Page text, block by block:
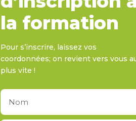
la formation
Pour s’inscrire, laissez vos
coordonnées; on revient vers vous
plus vite !